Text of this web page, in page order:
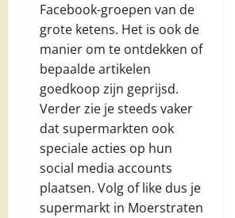
Facebook-groepen van de
grote ketens. Het is ook de
manier om te ontdekken of
bepaalde artikelen
goedkoop zijn geprijsd.
Verder zie je steeds vaker
dat supermarkten ook
speciale acties op hun
social media accounts
plaatsen. Volg of like dus je
supermarkt in Moerstraten